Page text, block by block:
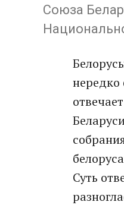
Союза
нередко
Суть